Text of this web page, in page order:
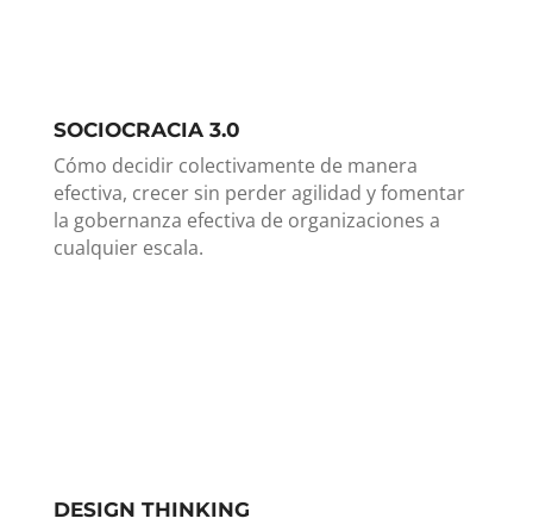
SOCIOCRACIA 3.0
Cómo decidir colectivamente de manera
efectiva, crecer sin perder agilidad y fomentar
la gobernanza efectiva de organizaciones a
cualquier escala.
DESIGN THINKING